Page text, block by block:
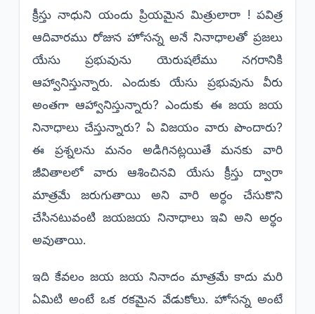
క్రీస్తు నాధుని యందు ప్రియమైన మిత్రులారా ! పవిత్ర
ఆదివారము రోజున హోసన్న అనే నినాధాలతో ప్రజలు
యేసు ప్రభువును యెరుషలేము నగరానికి
ఆహ్వానిస్తున్నారు. ఎందుకు యేసు ప్రభువును వీరు
అంతగా ఆహ్వానిస్తున్నారు? ఎందుకు ఈ జయ జయ
నినాధాలు చేస్తున్నారు? ఏ విజయం వారు పొందారు?
ఈ ప్రశ్నలను మనం అడిగినట్లయితే మనకు వారి
జీవితాలలో వారు ఆశించినవి యేసు క్రీస్తు ద్వారా
మాత్రమే జరుగుతాయి అని వారి అర్ధం చేసుకొని
చేసినటువంటి జయజయ నినాధాలు ఇవి అని అర్ధం
అవుతాయి.
ఇది కేవలం జయ జయ నినాదం మాత్రమే కాదు మరి
ఏమిటి అంటే ఒక రకమైన వేడుకోలు. హోసన్న అంటే